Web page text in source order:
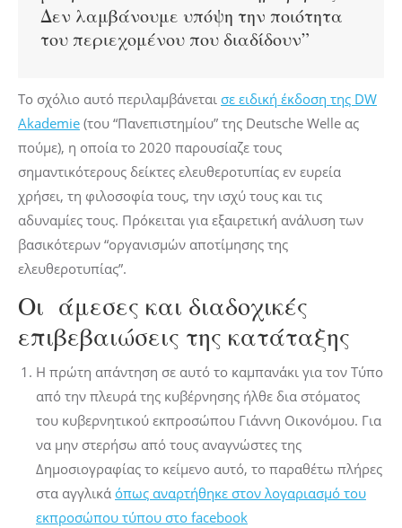
Δεν λαμβάνουμε υπόψη την ποιότητα
του περιεχομένου που διαδίδουν”
Το σχόλιο αυτό περιλαμβάνεται σε ειδική έκδοση της DW
Akademie (του “Πανεπιστημίου” της Deutsche Welle ας
πούμε), η οποία το 2020 παρουσίαζε τους
σημαντικότερους δείκτες ελευθεροτυπίας εν ευρεία
χρήσει, τη φιλοσοφία τους, την ισχύ τους και τις
αδυναμίες τους. Πρόκειται για εξαιρετική ανάλυση των
βασικότερων “οργανισμών αποτίμησης της
ελευθεροτυπίας”.
Οι άμεσες και διαδοχικές
επιβεβαιώσεις της κατάταξης
Η πρώτη απάντηση σε αυτό το καμπανάκι για τον Τύπο
από την πλευρά της κυβέρνησης ήλθε δια στόματος
του κυβερνητικού εκπροσώπου Γιάννη Οικονόμου. Για
να μην στερήσω από τους αναγνώστες της
Δημοσιογραφίας το κείμενο αυτό, το παραθέτω πλήρες
στα αγγλικά όπως αναρτήθηκε στον λογαριασμό του
εκπροσώπου τύπου στο facebook